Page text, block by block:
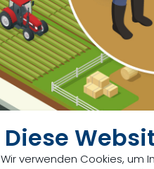
Diese
Wir verwenden Cookies, um